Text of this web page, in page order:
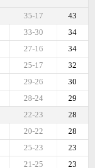
43
35-17
34
33-30
34
27-16
32
25-17
30
29-26
29
28-24
28
22-23
28
20-22
23
25-23
23
21-25